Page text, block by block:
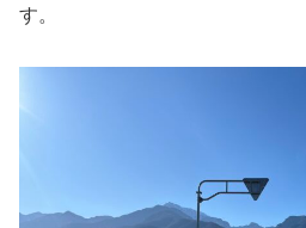
す。